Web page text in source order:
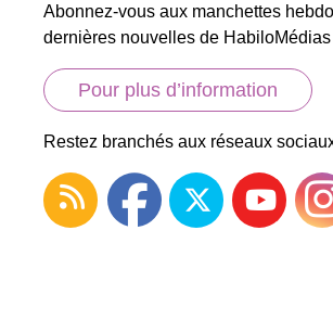
Abonnez-vous aux manchettes
dernières nouvelles de HabiloMédias
Pour plus d’information
Restez branchés aux réseaux